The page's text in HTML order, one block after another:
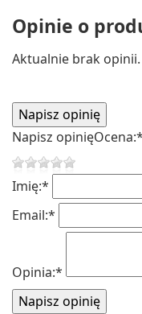
Opinie o
Aktualnie brak opinii.
Napisz opinięOcena:*
Imię:*
Email:*
Opinia:*